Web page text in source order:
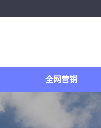
全网营销